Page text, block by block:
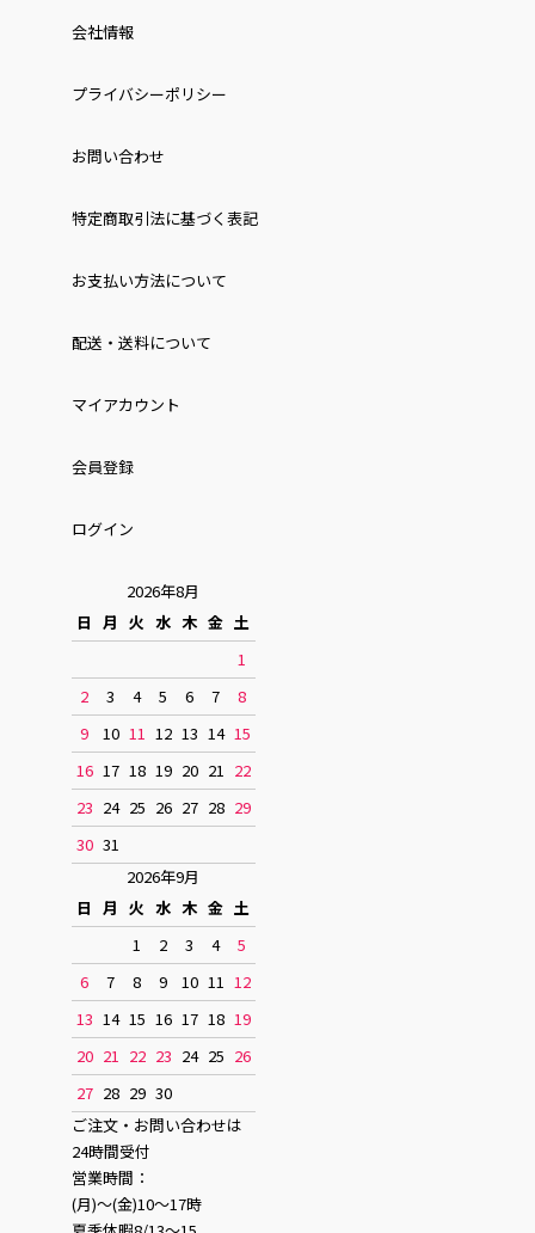
会社情報
プライバシーポリシー
お問い合わせ
特定商取引法に基づく表記
お⽀払い⽅法について
配送・送料について
マイアカウント
会員登録
ログイン
2026年8月
日 月 火 水 木 金 土
1
2
3 4 5 6 7
8
9
10 11 12 13 14 15
16 17 18 19 20 21 22
23 24 25 26 27 28 29
30 31
2026年9月
日 月 火 水 木 金 土
1
2 3 4
5
6
7 8 9 10 11 12
13 14 15 16 17 18 19
20 21 22 23 24 25 26
27 28 29 30
ご注文・お問い合わせは
24時間受付
営業時間：
(月)〜(金)10〜17時